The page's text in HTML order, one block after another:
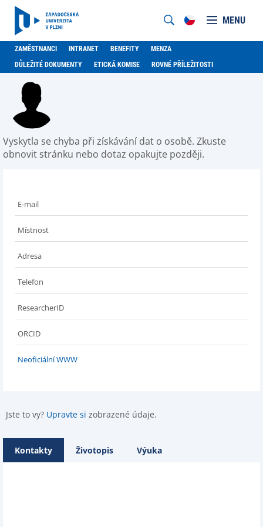
MENU
ZAMĚSTNANCI INTRANET BENEFITY
MENZA
DŮLEŽITÉ DOKUMENTY
ETICKÁ KOMISE ROVNÉ PŘÍLEŽITOSTI
Vyskytla se chyba při získávání dat o osobě. Zkuste
obnovit stránku nebo dotaz opakujte později.
E-mail
Místnost
Adresa
Telefon
ResearcherID
ORCID
Neoficiální WWW
Jste to vy? Upravte si zobrazené údaje.
Kontakty Životopis Výuka